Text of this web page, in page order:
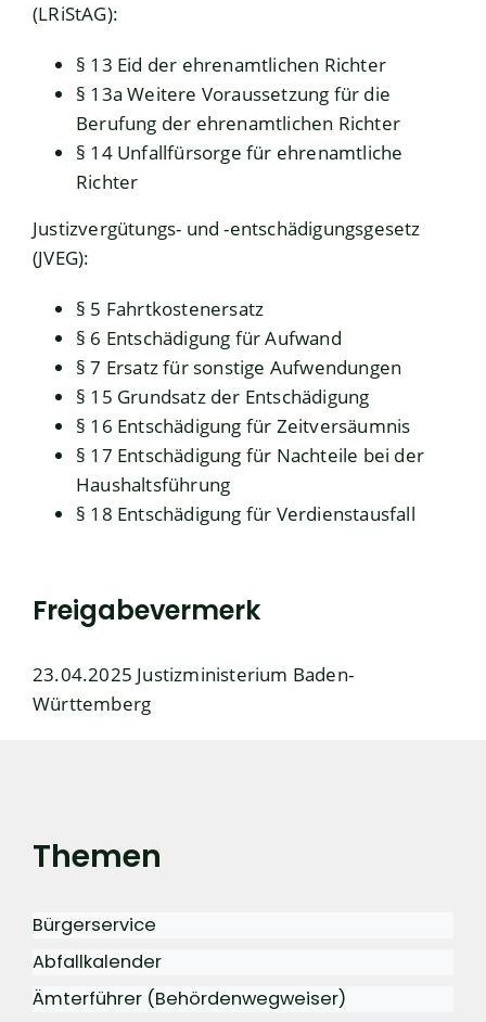
(LRiStAG):
§ 13 Eid der ehrenamtlichen Richter
§ 13a Weitere Voraussetzung für die
Berufung der ehrenamtlichen Richter
§ 14 Unfallfürsorge für ehrenamtliche
Richter
Justizvergütungs- und -entschädigungsgesetz
(JVEG):
§ 5 Fahrtkostenersatz
§ 6 Entschädigung für Aufwand
§ 7 Ersatz für sonstige Aufwendungen
§ 15 Grundsatz der Entschädigung
§ 16 Entschädigung für Zeitversäumnis
§ 17 Entschädigung für Nachteile bei der
Haushaltsführung
§ 18 Entschädigung für Verdienstausfall
Freigabevermerk
23.04.2025 Justizministerium Baden-
Württemberg
Themen
Bürgerservice
Abfallkalender
Ämterführer (Behördenwegweiser)